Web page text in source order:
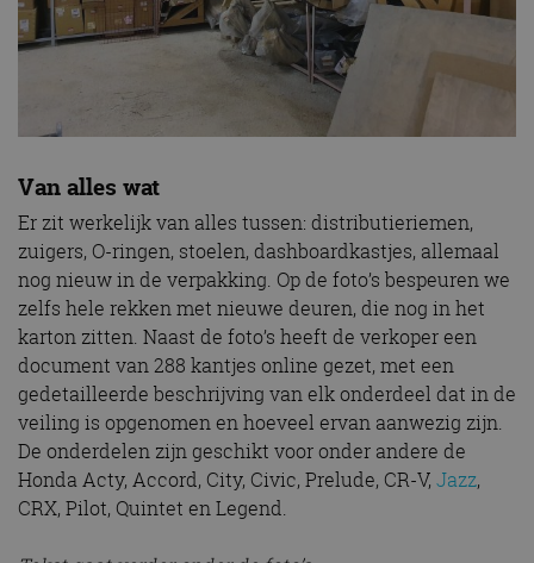
Van alles wat
Er zit werkelijk van alles tussen: distributieriemen,
zuigers, O-ringen, stoelen, dashboardkastjes, allemaal
nog nieuw in de verpakking. Op de foto’s bespeuren we
zelfs hele rekken met nieuwe deuren, die nog in het
karton zitten. Naast de foto’s heeft de verkoper een
document van 288 kantjes online gezet, met een
gedetailleerde beschrijving van elk onderdeel dat in de
veiling is opgenomen en hoeveel ervan aanwezig zijn.
De onderdelen zijn geschikt voor onder andere de
Honda Acty, Accord, City, Civic, Prelude, CR-V, Jazz,
CRX, Pilot, Quintet en Legend.